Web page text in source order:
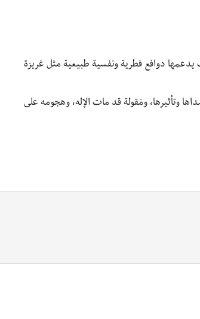
يدعمها دوافع فطرية ونفسية طبيعية مثل غريزة
وتأثيرها، ومَقولة قد مات الإله، وهجومه على